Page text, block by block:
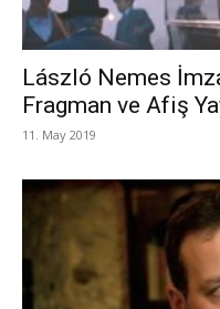
László Nemes
Fragman ve Afiş
11. May 2019